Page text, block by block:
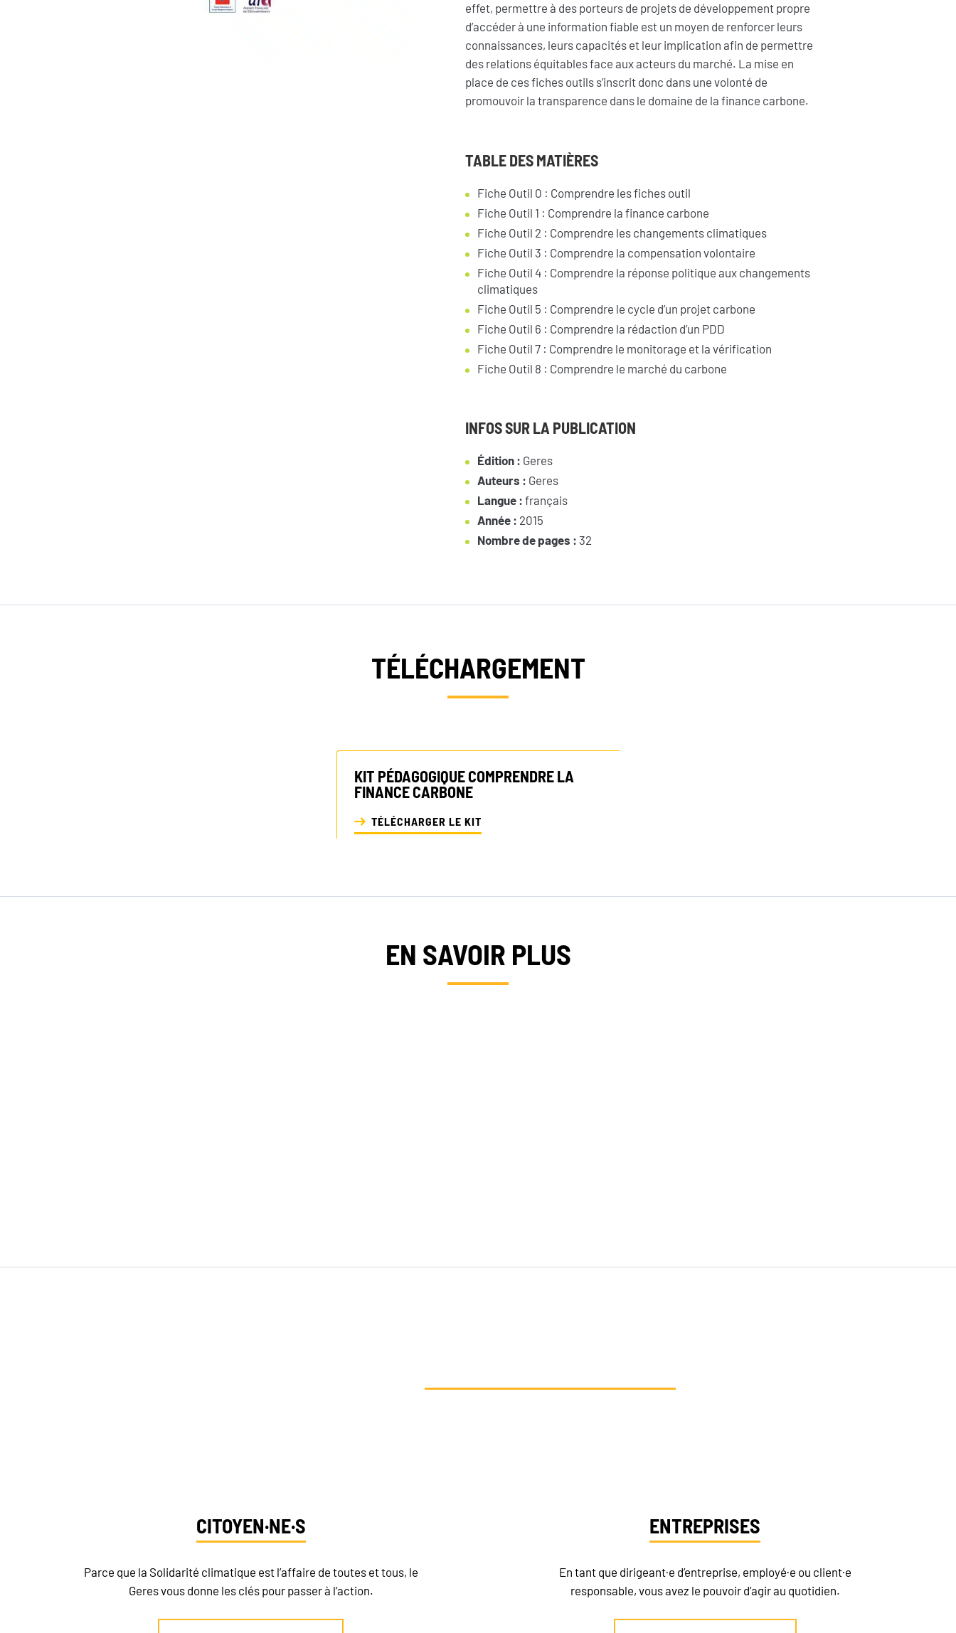
NEWSLETTER
effet, permettre à des porteurs de projets de développement propre
d’accéder à une information fiable est un moyen de renforcer leurs
connaissances, leurs capacités et leur implication afin de permettre
des relations équitables face aux acteurs du marché. La mise en
place de ces fiches outils s’inscrit donc dans une volonté de
promouvoir la transparence dans le domaine de la finance carbone.
TABLE DES MATIÈRES
Fiche Outil 0 : Comprendre les fiches outil
Fiche Outil 1 : Comprendre la finance carbone
Fiche Outil 2 : Comprendre les changements climatiques
Fiche Outil 3 : Comprendre la compensation volontaire
Fiche Outil 4 : Comprendre la réponse politique aux changements
climatiques
Fiche Outil 5 : Comprendre le cycle d’un projet carbone
Fiche Outil 6 : Comprendre la rédaction d’un PDD
Fiche Outil 7 : Comprendre le monitorage et la vérification
Fiche Outil 8 : Comprendre le marché du carbone
INFOS SUR LA PUBLICATION
Édition : Geres
Auteurs : Geres
Langue :français
Année : 2015
Nombre de pages : 32
TÉLÉCHARGEMENT
KIT PÉDAGOGIQUE COMPRENDRE LA
FINANCE CARBONE
TÉLÉCHARGER LE KIT
EN SAVOIR PLUS
CITOYEN·NE·S
Parce que la Solidarité climatique est l’affaire de toutes et tous, le
Geres vous donne les clés pour passer à l’action.
ENTREPRISES
En tant que dirigeant·e d’entreprise, employé·e ou client·e
responsable, vous avez le pouvoir d’agir au quotidien.